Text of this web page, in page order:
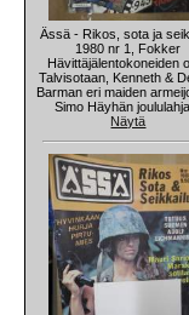
Ässä - Rikos, sota ja
1980 nr 1, Fokker
Hävittäjälentokoneiden
Talvisotaan, Kenneth &
Barman eri maiden
Simo Häyhän
Näytä